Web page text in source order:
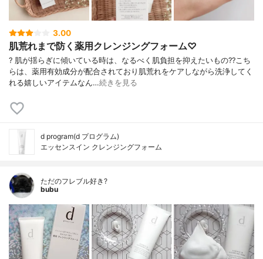
3.00
肌荒れまで防く薬用クレンジングフォーム♡
? 肌が揺らぎに傾いている時は、なるべく肌負担を抑えたいもの?? こち
らは、薬用有効成分が配合されており肌荒れをケアしながら洗浄してく
れる嬉しいアイテムなん…続きを見る
d program(d プログラム)
エッセンスイン クレンジングフォーム
ただのフレブル好き?
bubu